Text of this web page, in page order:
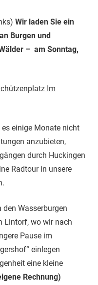
Wir laden Sie ein
Burgen und
– am Sonntag,
Im
einige Monate nicht
anzubieten,
durch Huckingen
Radtour in unsere
Wasserburgen
Lintorf, wo wir nach
Pause im
einlegen
eine kleine
Rechnung)